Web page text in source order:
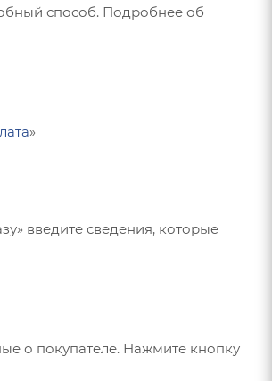
способ. Подробнее об
»
введите сведения, которые
о покупателе. Нажмите кнопку